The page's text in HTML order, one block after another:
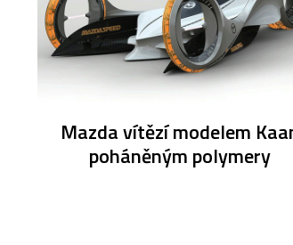
Mazda vítězí modelem
poháněným polymery